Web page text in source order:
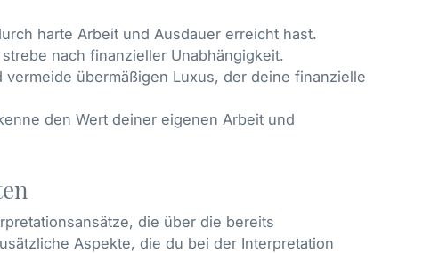
harte Arbeit und Ausdauer erreicht hast.
nach finanzieller Unabhängigkeit.
übermäßigen Luxus, der deine finanzielle
den Wert deiner eigenen Arbeit und
die über die bereits
Aspekte, die du bei der Interpretation